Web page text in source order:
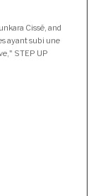
Cissé, and
ayant subi une
STEP UP